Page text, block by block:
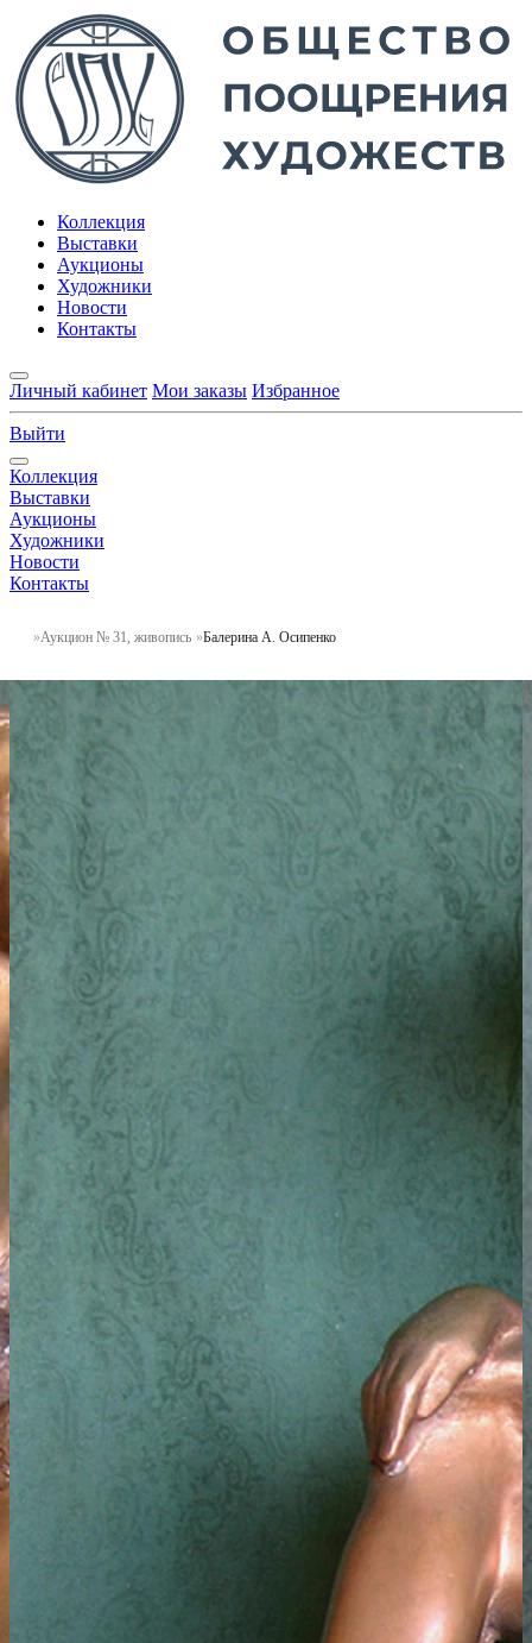
Коллекция
Выставки
Аукционы
Художники
Новости
Контакты
Личный кабинет Мои заказы Избранное
Выйти
Коллекция
Выставки
Аукционы
Художники
Новости
Контакты
Аукцион № 31, живопись Балерина А. Осипенко